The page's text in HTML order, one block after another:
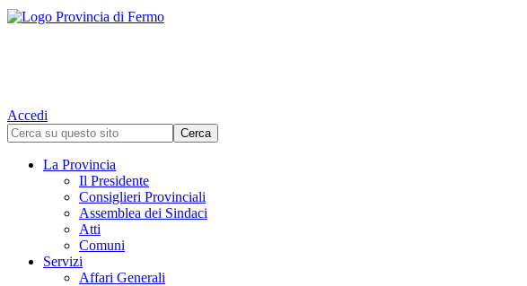
Accedi
La Provincia
Il Presidente
Consiglieri Provinciali
Assemblea dei Sindaci
Atti
Comuni
Servizi
Affari Generali